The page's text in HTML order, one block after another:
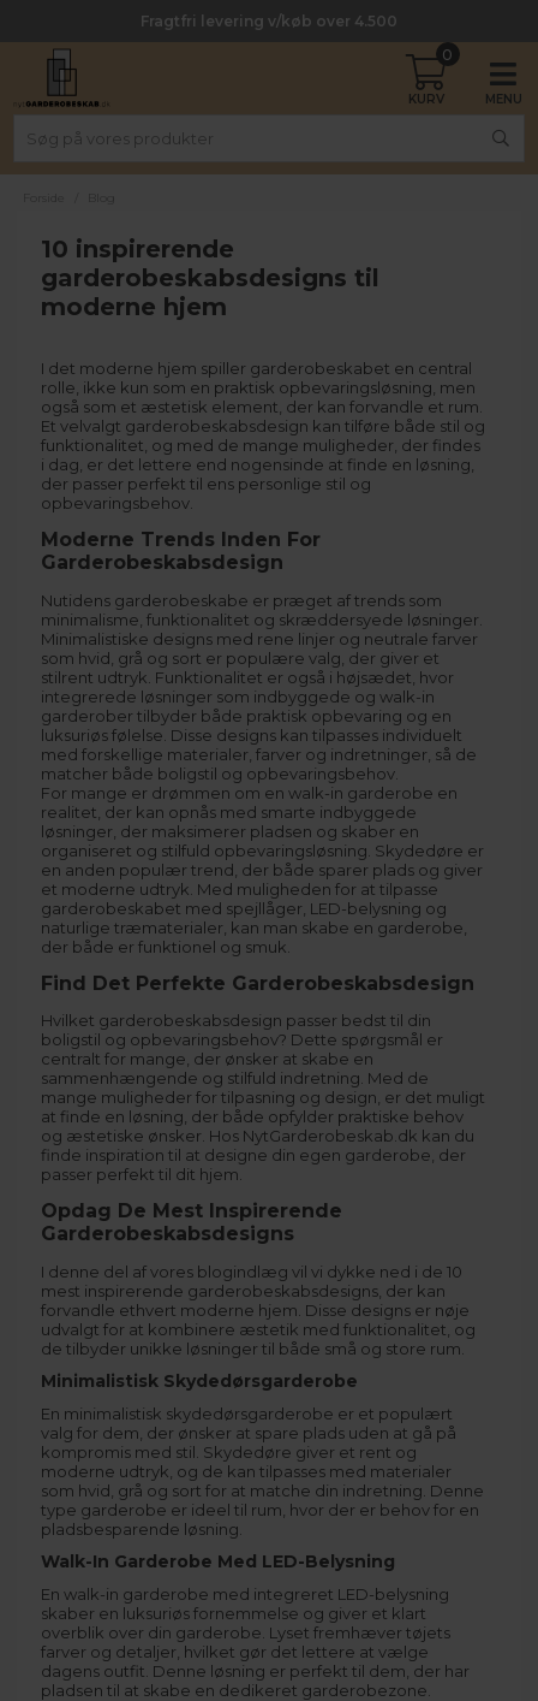
Fragtfri levering v/køb over 4.500
0
10 inspirerende
garderobeskabsdesigns til
moderne hjem
I det moderne hjem spiller garderobeskabet en central
rolle, ikke kun som en praktisk opbevaringsløsning, men
også som et æstetisk element, der kan forvandle et rum.
Et velvalgt garderobeskabsdesign kan tilføre både stil og
funktionalitet, og med de mange muligheder, der findes
i dag, er det lettere end nogensinde at finde en løsning,
der passer perfekt til ens personlige stil og
opbevaringsbehov.
Moderne Trends Inden For
Garderobeskabsdesign
Nutidens garderobeskabe er præget af trends som
minimalisme, funktionalitet og skræddersyede løsninger.
Minimalistiske designs med rene linjer og neutrale farver
som hvid, grå og sort er populære valg, der giver et
stilrent udtryk. Funktionalitet er også i højsædet, hvor
integrerede løsninger som indbyggede og walk-in
garderober tilbyder både praktisk opbevaring og en
luksuriøs følelse. Disse designs kan tilpasses individuelt
med forskellige materialer, farver og indretninger, så de
matcher både boligstil og opbevaringsbehov.
For mange er drømmen om en walk-in garderobe en
realitet, der kan opnås med smarte indbyggede
løsninger, der maksimerer pladsen og skaber en
organiseret og stilfuld opbevaringsløsning. Skydedøre er
en anden populær trend, der både sparer plads og giver
et moderne udtryk. Med muligheden for at tilpasse
garderobeskabet med spejllåger, LED-belysning og
naturlige træmaterialer, kan man skabe en garderobe,
der både er funktionel og smuk.
Find Det Perfekte Garderobeskabsdesign
Hvilket garderobeskabsdesign passer bedst til din
boligstil og opbevaringsbehov? Dette spørgsmål er
centralt for mange, der ønsker at skabe en
sammenhængende og stilfuld indretning. Med de
mange muligheder for tilpasning og design, er det muligt
at finde en løsning, der både opfylder praktiske behov
og æstetiske ønsker. Hos NytGarderobeskab.dk kan du
finde inspiration til at designe din egen garderobe, der
passer perfekt til dit hjem.
Opdag De Mest Inspirerende
Garderobeskabsdesigns
I denne del af vores blogindlæg vil vi dykke ned i de 10
mest inspirerende garderobeskabsdesigns, der kan
forvandle ethvert moderne hjem. Disse designs er nøje
udvalgt for at kombinere æstetik med funktionalitet, og
de tilbyder unikke løsninger til både små og store rum.
Minimalistisk Skydedørsgarderobe
En minimalistisk skydedørsgarderobe er et populært
valg for dem, der ønsker at spare plads uden at gå på
kompromis med stil. Skydedøre giver et rent og
moderne udtryk, og de kan tilpasses med materialer
som hvid, grå og sort for at matche din indretning. Denne
type garderobe er ideel til rum, hvor der er behov for en
pladsbesparende løsning.
Walk-In Garderobe Med LED-Belysning
En walk-in garderobe med integreret LED-belysning
skaber en luksuriøs fornemmelse og giver et klart
overblik over din garderobe. Lyset fremhæver tøjets
farver og detaljer, hvilket gør det lettere at vælge
dagens outfit. Denne løsning er perfekt til dem, der har
pladsen til at skabe en dedikeret garderobezone.